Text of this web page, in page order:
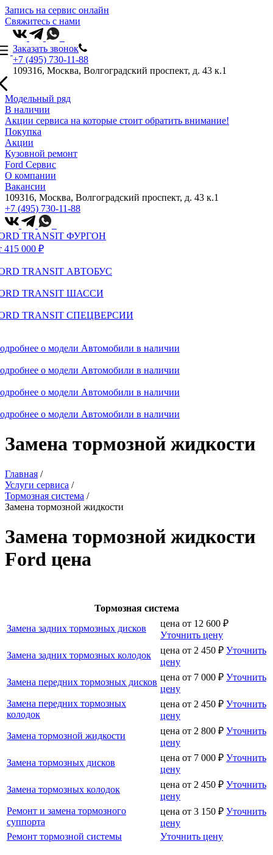
Запись на сервис онлайн
Свяжитесь с нами
Заказать звонок
+7 (495) 730-11-88
109316, Москва, Волгоградский проспект, д. 43 к.1
Модельный ряд
В наличии
Акции сервиса на которые стоит обратить внимание!
Покупка
Акции
Кузовной ремонт
Ford Сервис
О компании
Вакансии
109316, Москва, Волгоградский проспект, д. 43 к.1
+7 (495) 730-11-88
TRANSIT ФУРГОН
415 000 ₽
TRANSIT АВТОБУС
TRANSIT ШАССИ
TRANSIT СПЕЦВЕРСИИ
о модели Автомобили в наличии
о модели Автомобили в наличии
о модели Автомобили в наличии
о модели Автомобили в наличии
Замена тормозной жидкости
Главная /
Услуги сервиса /
Тормозная система /
Замена тормозной жидкости
Замена тормозной жидкости
Ford цена
Тормозная система
Замена задних тормозных дисков
цена от 12 600 ₽
Уточнить цену
Замена задних тормозных колодок
цена от 2 450 ₽ Уточнить
цену
Замена передних тормозных дисков цена от 7 000 ₽ Уточнить
цену
Замена передних тормозных
колодок
цена от 2 450 ₽ Уточнить
цену
Замена тормозной жидкости
цена от 2 800 ₽ Уточнить
цену
Замена тормозных дисков
цена от 7 000 ₽ Уточнить
цену
Замена тормозных колодок
цена от 2 450 ₽ Уточнить
цену
Ремонт и замена тормозного
суппорта
цена от 3 150 ₽ Уточнить
цену
Ремонт тормозной системы
Уточнить цену